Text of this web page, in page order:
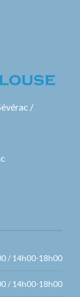
/
/ 14h00-18h00
/ 14h00-18h00